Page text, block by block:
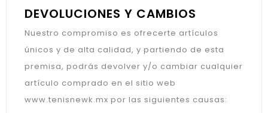
DEVOLUCIONES Y CAMBIOS
Nuestro compromiso es ofrecerte artículos
únicos y de alta calidad, y partiendo de esta
premisa, podrás devolver y/o cambiar cualquier
artículo comprado en el sitio web
www.tenisnewk.mx por las siguientes causas: